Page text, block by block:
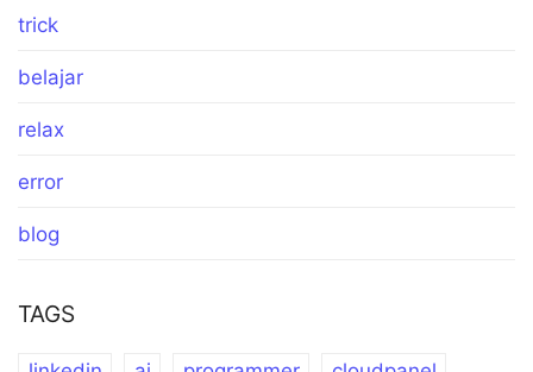
trick
belajar
relax
error
blog
TAGS